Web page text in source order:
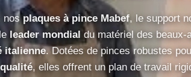
nosplaques à pince Mabef, le support
leader mondial du matériel des
italienne. Dotées de pinces robustes
, elles offrent un plan de travail